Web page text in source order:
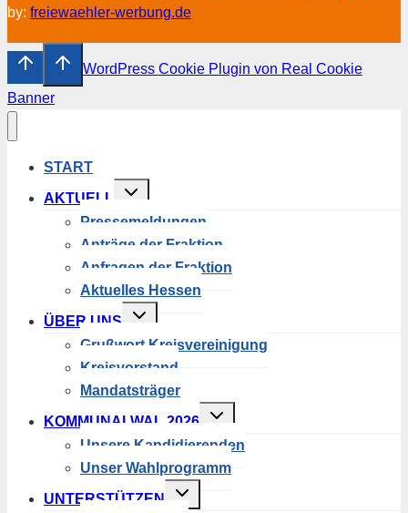
by: freiewaehler-werbung.de
WordPress Cookie Plugin von Real Cookie
Banner
START
AKTUELL
Untermenü
umschalten
Pressemeldungen
Anträge der Fraktion
Anfragen der Fraktion
Aktuelles Hessen
ÜBER UNS
Untermenü
umschalten
Grußwort Kreisvereinigung
Kreisvorstand
Mandatsträger
KOMMUNALWAL 2026
Untermenü
umschalten
Unsere Kandidierenden
Unser Wahlprogramm
UNTERSTÜTZEN
Untermenü
umschalten